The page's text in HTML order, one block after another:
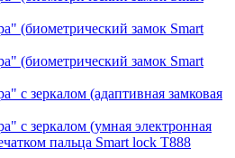
(биометрический замок Smart
(биометрический замок Smart
с зеркалом (адаптивная замковая
с зеркалом (умная электронная
пальца Smart lock T888